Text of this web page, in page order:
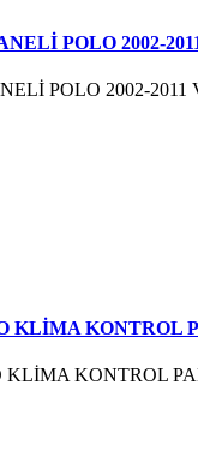
POLO 2002-
POLO 2002-
KLİMA KONTROL
KLİMA KONTROL